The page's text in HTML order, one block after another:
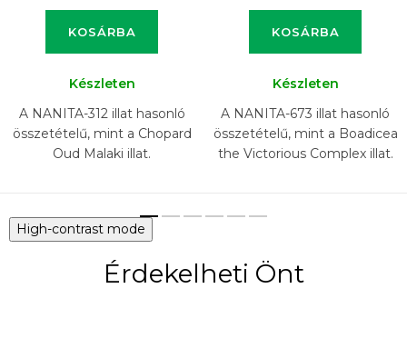
KOSÁRBA
Készleten
A NANITA-312 illat hasonló
összetételű, mint a Chopard
Oud Malaki illat.
KOSÁRBA
Készleten
A NANITA-673 illat hasonló
összetételű, mint a Boadicea
the Victorious Complex illat.
High-contrast mode
Érdekelheti Önt